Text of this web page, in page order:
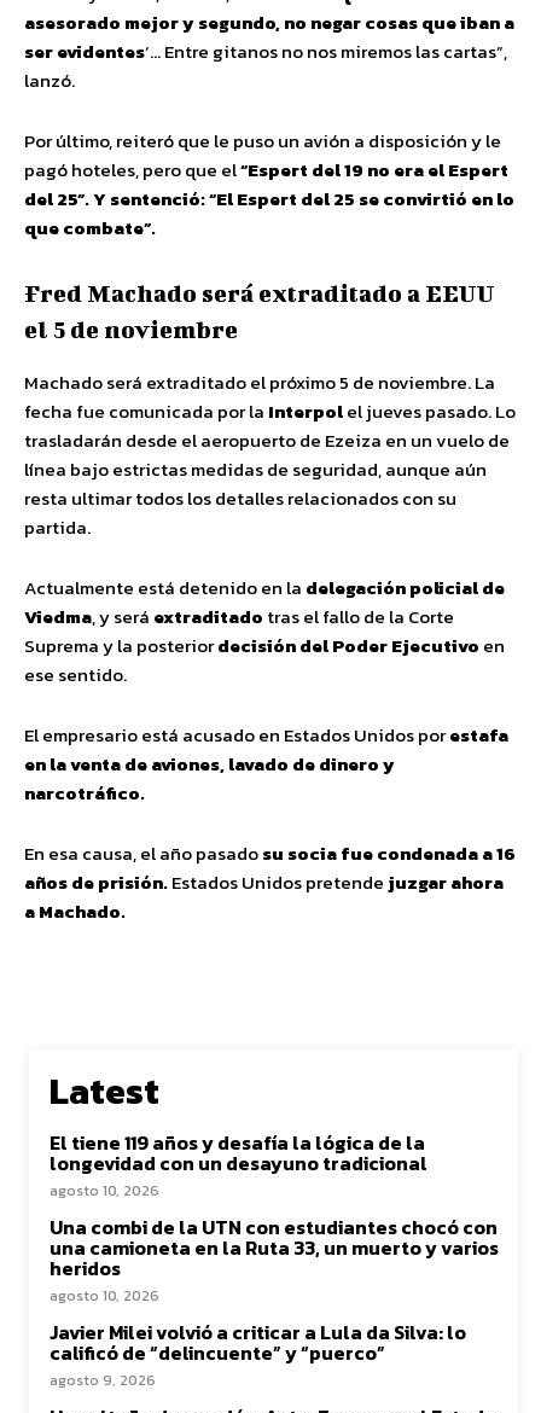
asesorado mejor y segundo, no negar cosas que iban a
ser evidentes‘… Entre gitanos no nos miremos las cartas”,
lanzó.
Por último, reiteró que le puso un avión a disposición y le
pagó hoteles, pero que el“Espert del 19 no era el Espert
del 25”. Y sentenció: “El Espert del 25 se convirtió en lo
que combate”.
Fred Machado será extraditado a EEUU
el 5 de noviembre
Machado será extraditado el próximo 5 de noviembre. La
fecha fue comunicada por la Interpolel jueves pasado. Lo
trasladarán desde el aeropuerto de Ezeiza en un vuelo de
línea bajo estrictas medidas de seguridad, aunque aún
resta ultimar todos los detalles relacionados con su
partida.
Actualmente está detenido en la delegación policial de
Viedma, y será extraditado tras el fallo de la Corte
Suprema y la posteriordecisión del Poder Ejecutivo en
ese sentido.
El empresario está acusado en Estados Unidos porestafa
en la venta de aviones, lavado de dinero y
narcotráfico.
En esa causa, el año pasadosu socia fue condenada a 16
años de prisión.Estados Unidos pretende juzgar ahora
a Machado.
Latest
El tiene 119 años y desafía la lógica de la
longevidad con un desayuno tradicional
agosto 10, 2026
Una combi de la UTN con estudiantes chocó con
una camioneta en la Ruta 33, un muerto y varios
heridos
agosto 10, 2026
Javier Milei volvió a criticar a Lula da Silva: lo
calificó de “delincuente” y “puerco”
agosto 9, 2026